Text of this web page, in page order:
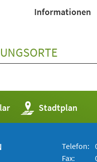
Informationen
Stadtplan
(Öffnet
in
einem
Telefon:
Fax: